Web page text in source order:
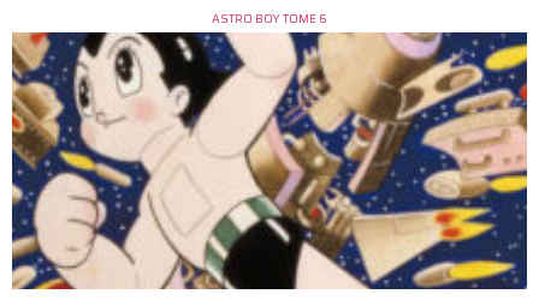
ASTRO BOY TOME 6